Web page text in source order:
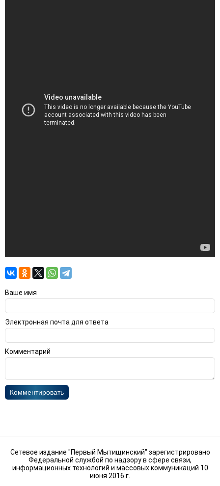
Ваше имя
Электронная почта для ответа
Комментарий
Комментировать
Сетевое издание "Первый Мытищинский" зарегистрировано
Федеральной службой по надзору в сфере связи,
информационных технологий и массовых коммуникаций 10
июня 2016 г.